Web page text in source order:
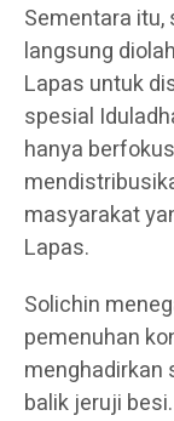
Sementara itu,
langsung
Lapas untuk
spesial
hanya
masyarakat
Lapas.
Solichin
pemenuhan
menghadirkan
balik jeruji besi.